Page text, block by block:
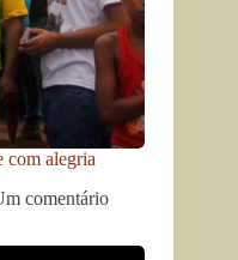
com alegria
comentário